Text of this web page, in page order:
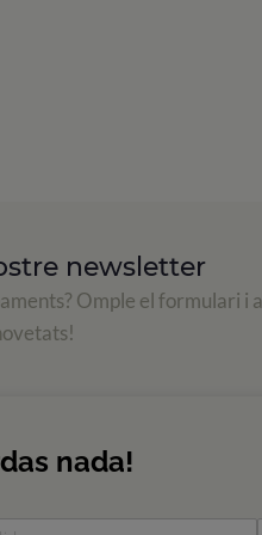
newsletter
Omple el formulari i